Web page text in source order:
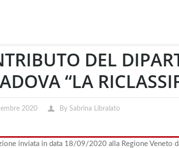
DEL
“LA
2020 By Sabrina Libralato
inviata in data 18/09/2020 alla Regione Veneto